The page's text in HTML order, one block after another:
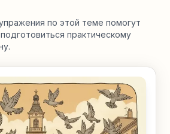
по этой теме помогут
практическому